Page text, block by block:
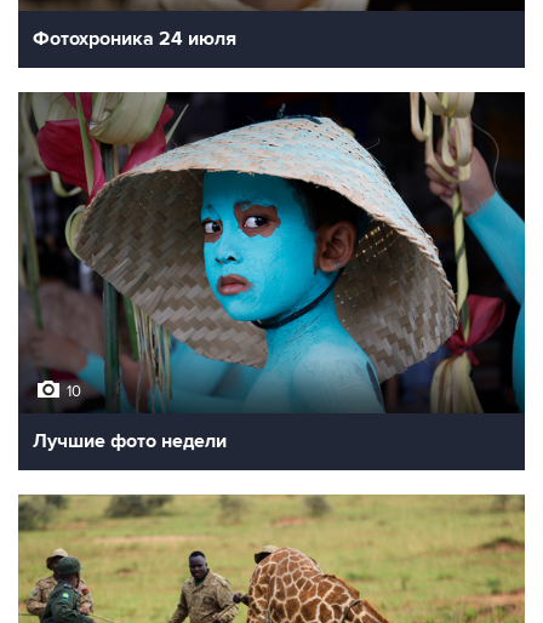
Фотохроника 24 июля
10
Лучшие фото недели